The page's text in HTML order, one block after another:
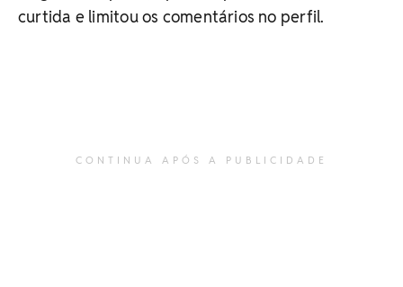
curtida e limitou os comentários no perfil.
CONTINUA APÓS A PUBLICIDADE